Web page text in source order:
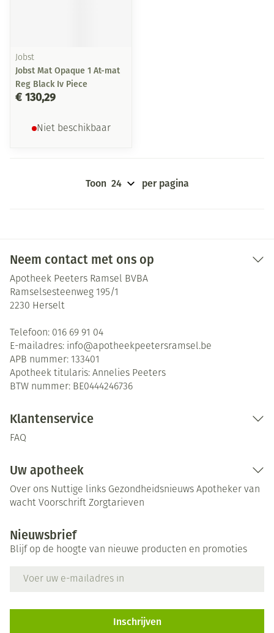
Jobst
Jobst Mat Opaque 1 At-mat
Reg Black Iv Piece
€ 130,29
Niet beschikbaar
Toon per pagina
Neem contact met ons op
Apotheek Peeters Ramsel BVBA
Ramselsesteenweg 195/1
2230 Herselt
Telefoon: 016 69 91 04
E-mailadres: info@apotheekpeetersramsel.be
APB nummer: 133401
Apotheek titularis: Annelies Peeters
BTW nummer: BE0444246736
Klantenservice
FAQ
Uw apotheek
Over ons Nuttige links Gezondheidsnieuws Apotheker van
wacht Voorschrift Zorgtarieven
Nieuwsbrief
Blijf op de hoogte van nieuwe producten en promoties
Inschrijven